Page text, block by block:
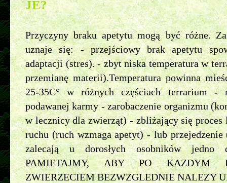
JE?
Przyczyny braku apetytu mogą być różne.
uznaje się: - przejściowy brak apetytu
adaptacji (stres). - zbyt niska temperatura w
przemianę materii).Temperatura powinna
25-35C° w różnych częściach terrarium -
podawanej karmy - zarobaczenie organizmu
w lecznicy dla zwierząt) - zbliżający się proces
ruchu (ruch wzmaga apetyt) - lub
zalecają u dorosłych osobników jedno
PAMIETAJMY, ABY PO KAZDYM
ZWIERZECIEM BEZWZGLEDNIE NALEZY